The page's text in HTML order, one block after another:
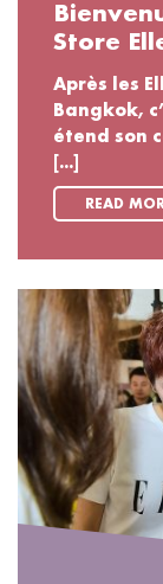
Store
Après les
Bangkok,
étend son
[...]
READ